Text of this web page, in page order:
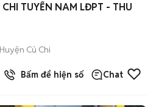
TUYỂN NAM LĐPT - THU
Huyện Củ Chi
Bấm để hiện số Chat